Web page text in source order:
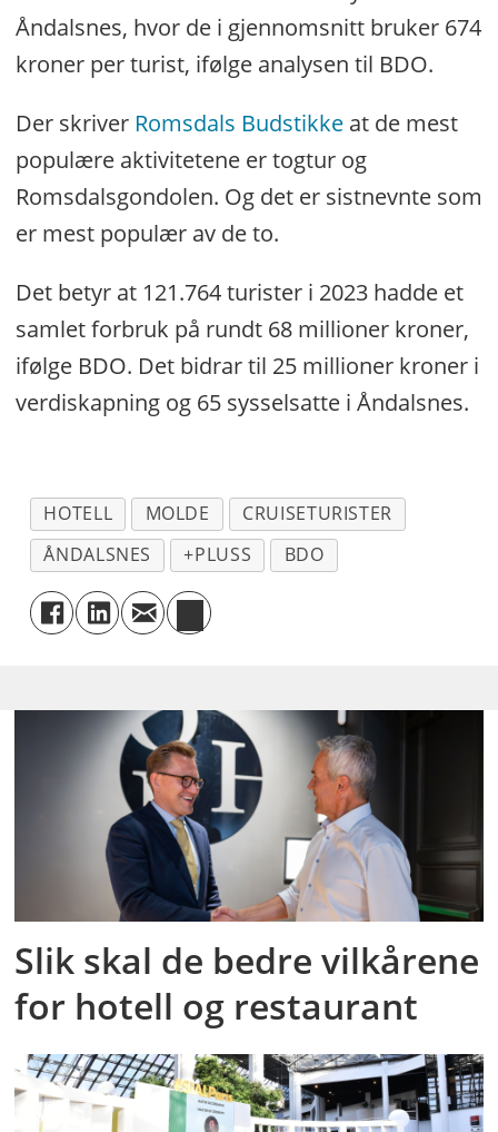
Åndalsnes, hvor de i gjennomsnitt bruker 674
kroner per turist, ifølge analysen til BDO.
Der skriver Romsdals Budstikkeat de mest
populære aktivitetene er togtur og
Romsdalsgondolen. Og det er sistnevnte som
er mest populær av de to.
Det betyr at 121.764 turister i 2023 hadde et
samlet forbruk på rundt 68 millioner kroner,
ifølge BDO. Det bidrar til 25 millioner kroner i
verdiskapning og 65 sysselsatte i Åndalsnes.
HOTELL MOLDE
CRUISETURISTER
ÅNDALSNES
+PLUSS BDO
Slik skal de bedre vilkårene
for hotell og restaurant